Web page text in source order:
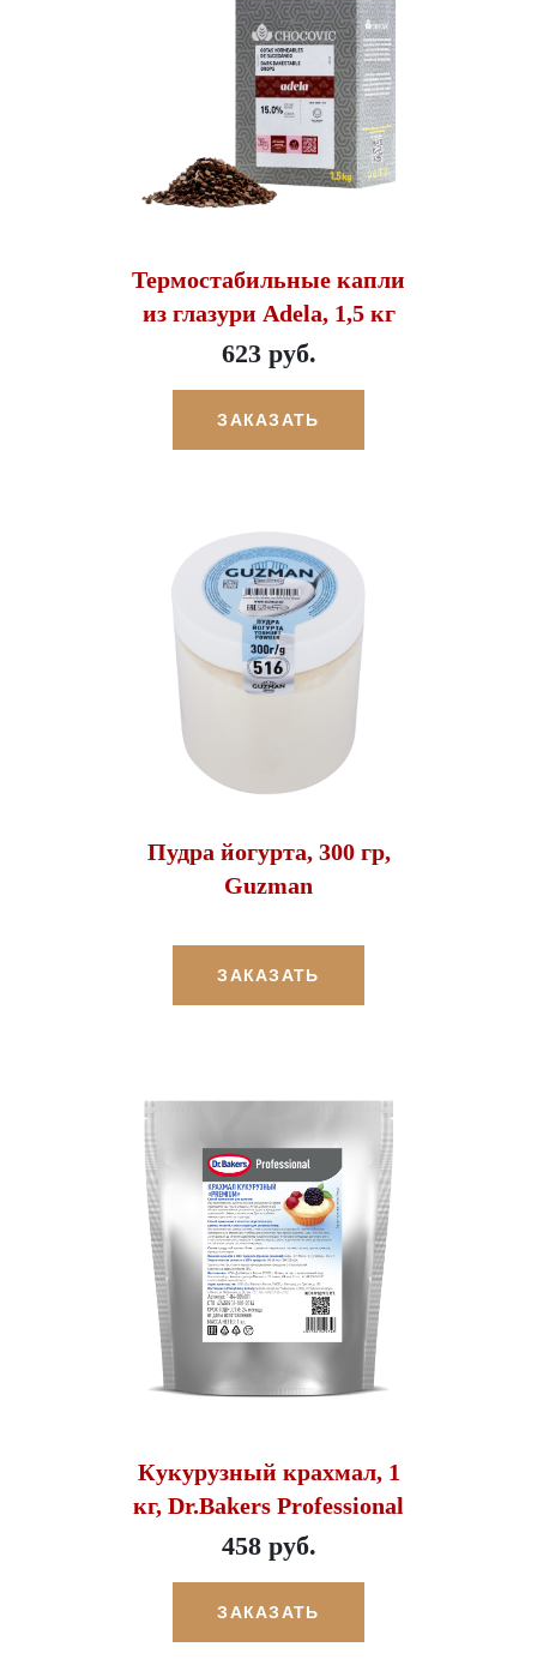
Термостабильные капли
из глазури Adela, 1,5 кг
623 руб.
ЗАКАЗАТЬ
Пудра йогурта, 300 гр,
Guzman
ЗАКАЗАТЬ
Кукурузный крахмал, 1
кг, Dr.Bakers Professional
458 руб.
ЗАКАЗАТЬ